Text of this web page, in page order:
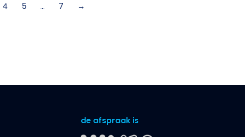
4 5 … 7 →
de afspraak is